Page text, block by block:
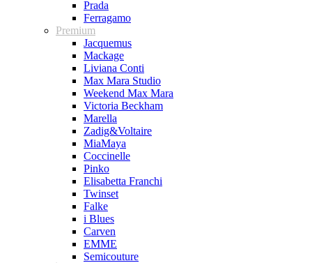
Prada
Ferragamo
Premium
Jacquemus
Mackage
Liviana Conti
Max Mara Studio
Weekend Max Mara
Victoria Beckham
Marella
Zadig&Voltaire
MiaMaya
Coccinelle
Pinko
Elisabetta Franchi
Twinset
Falke
i Blues
Carven
EMME
Semicouture